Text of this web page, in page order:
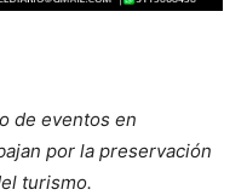
de eventos en
por la preservación
turismo.